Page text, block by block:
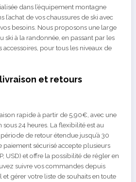
dans l’équipement montagne
l’achat de vos chaussures de ski avec
besoins. Nous proposons une large
ski à la randonnée, en passant par les
accessoires, pour tous les niveaux de
et retours
rapide à partir de 5,90€, avec une
24 heures. La flexibilité est au
de retour étendue jusqu’à 30
paiement sécurisé accepte plusieurs
USD) et offre la possibilité de régler en
suivre vos commandes depuis
et gérer votre liste de souhaits en toute